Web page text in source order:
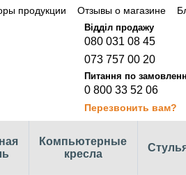
продукции Отзывы о магазине
080 031 08 45
073 757 00 20
0 800 33 52 06
Перезвонить вам?
Компьютерные
кресла